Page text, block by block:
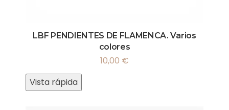
LBF PENDIENTES DE FLAMENCA. Varios
colores
10,00 €
Vista rápida